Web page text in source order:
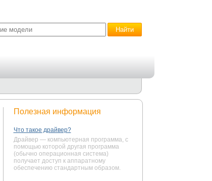
Полезная информация
Что такое драйвер?
Драйвер — компьютерная программа, с
помощью которой другая программа
(обычно операционная система)
получает доступ к аппаратному
обеспечению стандартным образом.